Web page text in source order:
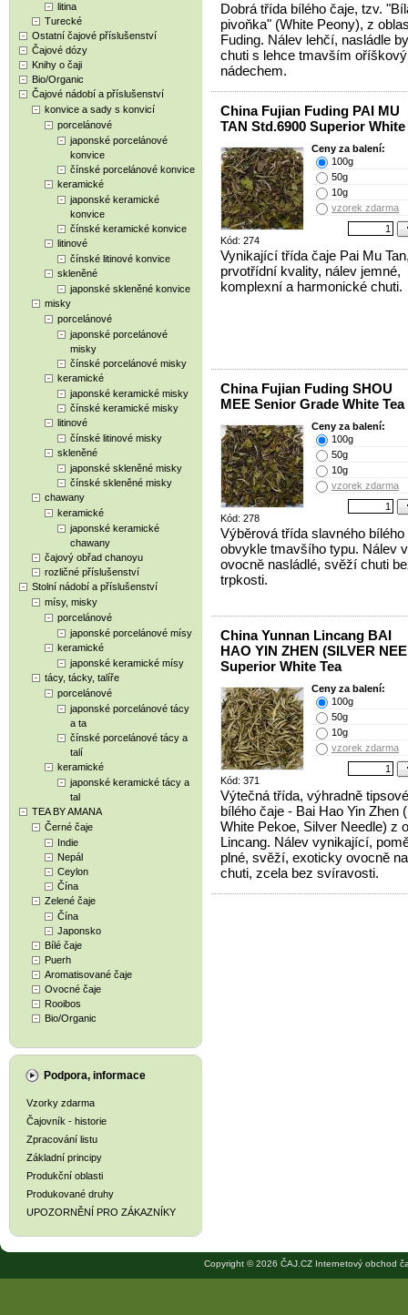
litina
Turecké
Ostatní čajové příslušenství
Čajové dózy
Knihy o čaji
Bio/Organic
Čajové nádobí a příslušenství
konvice a sady s konvicí
porcelánové
japonské porcelánové
konvice
čínské porcelánové konvice
keramické
japonské keramické
konvice
čínské keramické konvice
litinové
čínské litinové konvice
skleněné
japonské skleněné konvice
misky
porcelánové
japonské porcelánové
misky
čínské porcelánové misky
keramické
japonské keramické misky
čínské keramické misky
litinové
čínské litinové misky
skleněné
japonské skleněné misky
čínské skleněné misky
chawany
keramické
japonské keramické
chawany
čajový obřad chanoyu
rozličné příslušenství
Stolní nádobí a příslušenství
mísy, misky
porcelánové
japonské porcelánové mísy
keramické
japonské keramické mísy
tácy, tácky, talíře
porcelánové
japonské porcelánové tácy
a ta
čínské porcelánové tácy a
talí
keramické
japonské keramické tácy a
tal
TEA BY AMANA
Černé čaje
Indie
Nepál
Ceylon
Čína
Zelené čaje
Čína
Japonsko
Bílé čaje
Puerh
Aromatisované čaje
Ovocné čaje
Rooibos
Bio/Organic
Podpora, informace
Vzorky zdarma
Čajovník - historie
Zpracování listu
Základní principy
Produkční oblasti
Produkované druhy
UPOZORNĚNÍ PRO ZÁKAZNÍKY
Dobrá třída bílého čaje, tzv.
pivoňka" (White Peony), z
Fuding. Nálev lehčí, nasládle
chuti s lehce tmavším
nádechem.
China Fujian Fuding PAI MU
TAN Std.6900 Superior White
Kód: 274
Ceny za balení:
100g
50g
10g
vzorek zdarma
Vynikající třída čaje Pai Mu
prvotřídní kvality, nálev jemné,
komplexní a harmonické chuti.
China Fujian Fuding SHOU
MEE Senior Grade White Tea
Kód: 278
Ceny za balení:
100g
50g
10g
vzorek zdarma
Výběrová třída slavného bílého
obvykle tmavšího typu. Nálev
ovocně nasládlé, svěží chuti
trpkosti.
China Yunnan Lincang BAI
HAO YIN ZHEN (SILVER
Superior White Tea
Kód: 371
Ceny za balení:
100g
50g
10g
vzorek zdarma
Výtečná třída, výhradně
bílého čaje - Bai Hao Yin Zhen
White Pekoe, Silver Needle) z
Lincang. Nálev vynikající,
plné, svěží, exoticky ovocně
chuti, zcela bez svíravosti.
Copyright © 2026 ČAJ.CZ Internetový obchod